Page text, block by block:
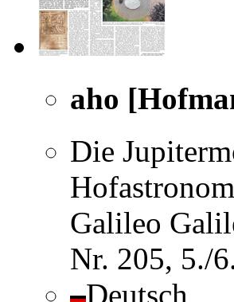
aho
Die
Galileo
Nr. 205, 5./
Deutsch